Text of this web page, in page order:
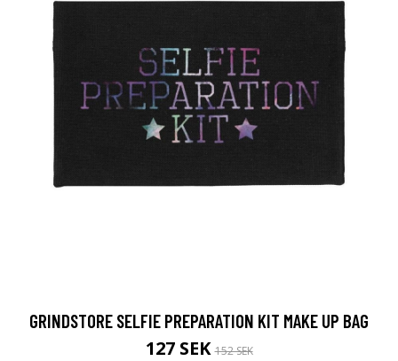
GRINDSTORE SELFIE PREPARATION KIT MAKE UP BAG
127 SEK152 SEK